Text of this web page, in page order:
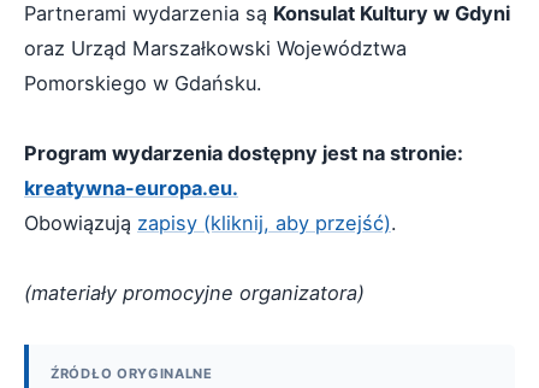
Partnerami wydarzenia są Konsulat Kultury w Gdyni
oraz Urząd Marszałkowski Województwa
Pomorskiego w Gdańsku.
Program wydarzenia dostępny jest na stronie:
kreatywna-europa.eu.
Obowiązują zapisy (kliknij, aby przejść).
(materiały promocyjne organizatora)
ŹRÓDŁO ORYGINALNE